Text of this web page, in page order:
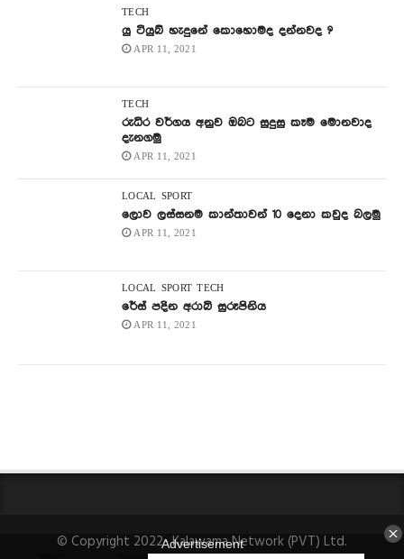
TECH
යු ටියුබ් හැදුනේ කොහොමද දන්නවද ?
APR 11, 2021
TECH
රුධිර වර්ගය අනුව ඔබට සුදුසු කෑම මොනවාද
දැනගමු
APR 11, 2021
LOCAL SPORT
ලොව ලස්සනම කාන්තාවන් 10 දෙනා කවුද බලමු
APR 11, 2021
LOCAL SPORT TECH
රේස් පදින අරාබි සුරූපිනිය
APR 11, 2021
© Copyright 2022- Kalawama Network (PVT) Ltd.